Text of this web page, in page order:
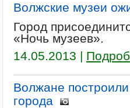
Волжские музеи
Город
«Ночь музеев».
14.05.2013 |
Волжане
города